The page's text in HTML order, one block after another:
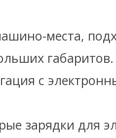
места,
габаритов.
с
зарядки для